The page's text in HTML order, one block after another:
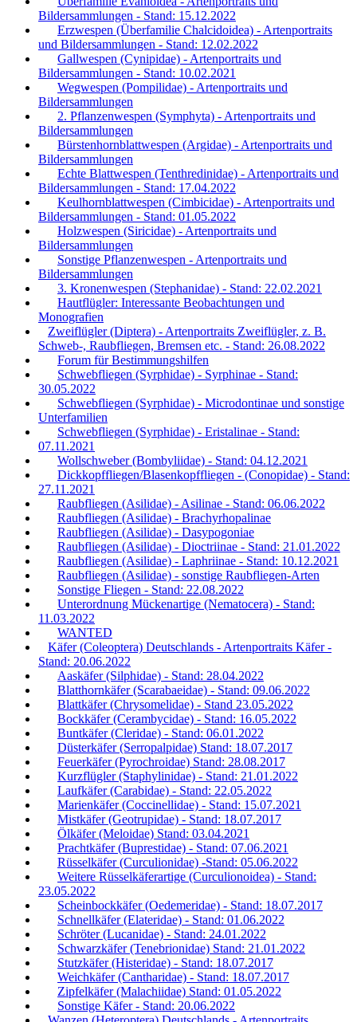
Bildersammlungen - Stand: 15.12.2022
Erzwespen (Überfamilie Chalcidoidea) - Artenportraits
und Bildersammlungen - Stand: 12.02.2022
Gallwespen (Cynipidae) - Artenportraits und
Bildersammlungen - Stand: 10.02.2021
Wegwespen (Pompilidae) - Artenportraits und
Bildersammlungen
2. Pflanzenwespen (Symphyta) - Artenportraits und
Bildersammlungen
Bürstenhornblattwespen (Argidae) - Artenportraits und
Bildersammlungen
Echte Blattwespen (Tenthredinidae) - Artenportraits und
Bildersammlungen - Stand: 17.04.2022
Keulhornblattwespen (Cimbicidae) - Artenportraits und
Bildersammlungen - Stand: 01.05.2022
Holzwespen (Siricidae) - Artenportraits und
Bildersammlungen
Sonstige Pflanzenwespen - Artenportraits und
Bildersammlungen
3. Kronenwespen (Stephanidae) - Stand: 22.02.2021
Hautflügler: Interessante Beobachtungen und
Monografien
Zweiflügler (Diptera) - Artenportraits Zweiflügler, z. B.
Schweb-, Raubfliegen, Bremsen etc. - Stand: 26.08.2022
Forum für Bestimmungshilfen
Schwebfliegen (Syrphidae) - Syrphinae - Stand:
30.05.2022
Schwebfliegen (Syrphidae) - Microdontinae und sonstige
Unterfamilien
Schwebfliegen (Syrphidae) - Eristalinae - Stand:
07.11.2021
Wollschweber (Bombyliidae) - Stand: 04.12.2021
Dickkopffliegen/Blasenkopffliegen - (Conopidae) - Stand:
27.11.2021
Raubfliegen (Asilidae) - Asilinae - Stand: 06.06.2022
Raubfliegen (Asilidae) - Brachyrhopalinae
Raubfliegen (Asilidae) - Dasypogoniae
Raubfliegen (Asilidae) - Dioctriinae - Stand: 21.01.2022
Raubfliegen (Asilidae) - Laphriinae - Stand: 10.12.2021
Raubfliegen (Asilidae) - sonstige Raubfliegen-Arten
Sonstige Fliegen - Stand: 22.08.2022
Unterordnung Mückenartige (Nematocera) - Stand:
11.03.2022
WANTED
Käfer (Coleoptera) Deutschlands - Artenportraits Käfer -
Stand: 20.06.2022
Aaskäfer (Silphidae) - Stand: 28.04.2022
Blatthornkäfer (Scarabaeidae) - Stand: 09.06.2022
Blattkäfer (Chrysomelidae) - Stand 23.05.2022
Bockkäfer (Cerambycidae) - Stand: 16.05.2022
Buntkäfer (Cleridae) - Stand: 06.01.2022
Düsterkäfer (Serropalpidae) Stand: 18.07.2017
Feuerkäfer (Pyrochroidae) Stand: 28.08.2017
Kurzflügler (Staphylinidae) - Stand: 21.01.2022
Laufkäfer (Carabidae) - Stand: 22.05.2022
Marienkäfer (Coccinellidae) - Stand: 15.07.2021
Mistkäfer (Geotrupidae) - Stand: 18.07.2017
Ölkäfer (Meloidae) Stand: 03.04.2021
Prachtkäfer (Buprestidae) - Stand: 07.06.2021
Rüsselkäfer (Curculionidae) -Stand: 05.06.2022
Weitere Rüsselkäferartige (Curculionoidea) - Stand:
23.05.2022
Scheinbockkäfer (Oedemeridae) - Stand: 18.07.2017
Schnellkäfer (Elateridae) - Stand: 01.06.2022
Schröter (Lucanidae) - Stand: 24.01.2022
Schwarzkäfer (Tenebrionidae) Stand: 21.01.2022
Stutzkäfer (Histeridae) - Stand: 18.07.2017
Weichkäfer (Cantharidae) - Stand: 18.07.2017
Zipfelkäfer (Malachiidae) Stand: 01.05.2022
Sonstige Käfer - Stand: 20.06.2022